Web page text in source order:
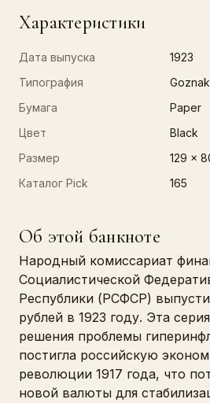
Характеристики
Дата выпуска
1923
Типография
Goznak
Бумага
Paper
Цвет
Black
Размер
129 x
Каталог Pick
165
Об этой банкноте
Народный комиссариат
Социалистической
Республики (РСФСР)
рублей в 1923 году. Эта
решения проблемы
постигла российскую
революции 1917 года, что
новой валюты для